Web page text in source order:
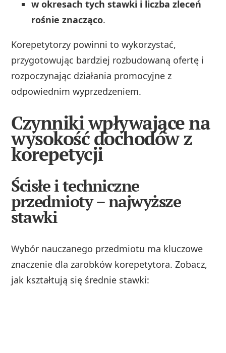
w okresach tych stawki i liczba zleceń
rośnie znacząco.
Korepetytorzy powinni to wykorzystać,
przygotowując bardziej rozbudowaną ofertę i
rozpoczynając działania promocyjne z
odpowiednim wyprzedzeniem.
Czynniki wpływające na
wysokość dochodów z
korepetycji
Ścisłe i techniczne
przedmioty – najwyższe
stawki
Wybór nauczanego przedmiotu ma kluczowe
znaczenie dla zarobków korepetytora. Zobacz,
jak kształtują się średnie stawki: